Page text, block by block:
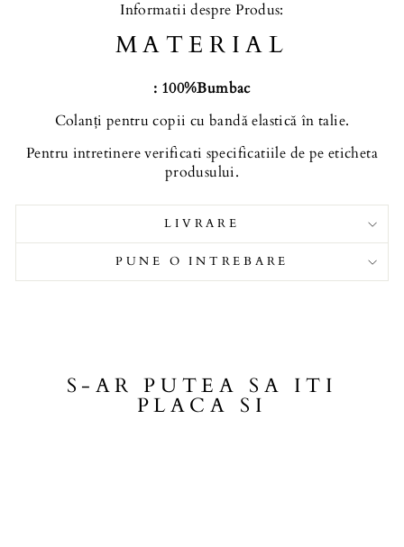
Informatii despre Produs:
MATERIAL
: 100%Bumbac
Colanți pentru copii cu bandă elastică în talie.
Pentru intretinere verificati specificatiile de pe eticheta
produsului.
LIVRARE
PUNE O INTREBARE
S-AR PUTEA SA ITI
PLACA SI